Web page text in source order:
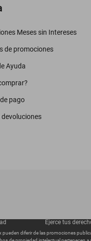
Meses sin Intereses
de promociones
Ayuda
pago
devoluciones
Ejerce tus
pueden diferir de las promociones